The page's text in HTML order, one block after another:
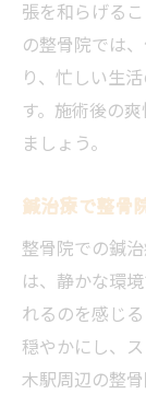
張を和らげる
の整骨院では
り、忙しい生
す。施術後の
ましょう。
鍼治療で整骨
整骨院での鍼
は、静かな環
れるのを感じ
穏やかにし、
木駅周辺の整